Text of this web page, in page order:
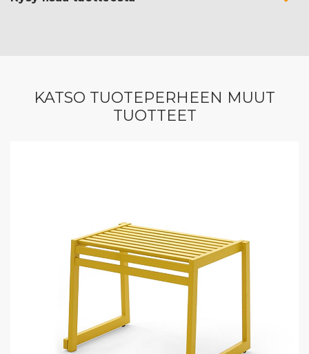
KATSO TUOTEPERHEEN MUUT
TUOTTEET